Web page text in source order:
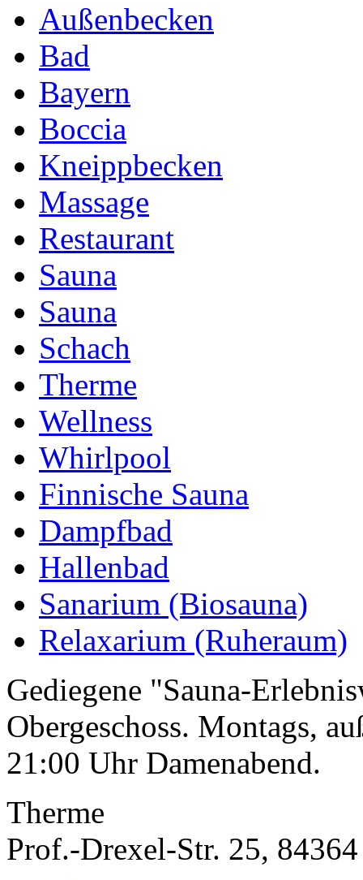
Außenbecken
Bad
Bayern
Boccia
Kneippbecken
Massage
Restaurant
Sauna
Sauna
Schach
Therme
Wellness
Whirlpool
Finnische Sauna
Dampfbad
Hallenbad
Sanarium (Biosauna)
Relaxarium (Ruheraum)
Gediegene "Sauna-
Obergeschoss. Montags,
21:00 Uhr Damenabend.
Therme
Prof.-Drexel-Str. 25,